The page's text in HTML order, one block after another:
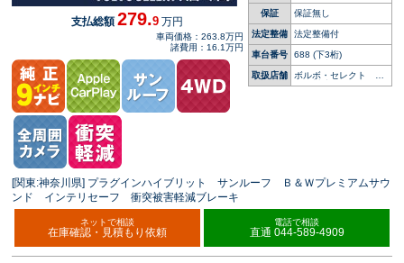
保証 保証無し
法定整備 法定整備付
車台番号 688 (下3桁)
取扱店舗
ボルボ・セレクト 大
田・川崎
支払総額279.9 万円
車両価格：263.8万円
諸費用：16.1万円
[関東:神奈川県] プラグインハイブリット サンルーフ Ｂ＆Ｗプレミアムサウ
ンド インテリセーフ 衝突被害軽減ブレーキ
ネットで相談
在庫確認・見積もり依頼
電話で相談
直通 044-589-4909